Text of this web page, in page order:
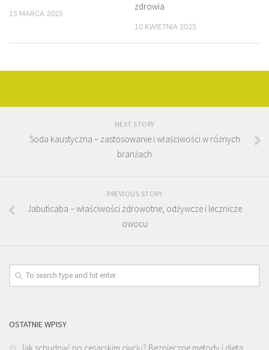
15 MARCA 2025
zdrowia
10 KWIETNIA 2025
NEXT STORY
Soda kaustyczna – zastosowanie i właściwości w różnych
branżach
PREVIOUS STORY
Jabuticaba – właściwości zdrowotne, odżywcze i lecznicze
owocu
OSTATNIE WPISY
Jak schudnąć po cesarskim cięciu? Bezpieczne metody i dieta